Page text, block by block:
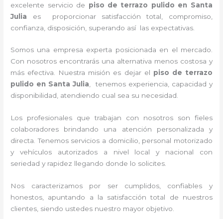
excelente servicio de piso de terrazo pulido en Santa
Julia es proporcionar satisfacción total, compromiso,
confianza, disposición, superando así las expectativas.
Somos una empresa experta posicionada en el mercado.
Con nosotros encontrarás una alternativa menos costosa y
más efectiva. Nuestra misión es dejar el piso de terrazo
pulido en Santa Julia, tenemos experiencia, capacidad y
disponibilidad, atendiendo cual sea su necesidad.
Los profesionales que trabajan con nosotros son fieles
colaboradores brindando una atención personalizada y
directa.Tenemos servicios a domicilio, personal motorizado
y vehículos autorizados a nivel local y nacional con
seriedad y rapidez llegando donde lo solicites.
Nos caracterizamos por ser cumplidos, confiables y
honestos, apuntando a la satisfacción total de nuestros
clientes, siendo ustedes nuestro mayor objetivo.